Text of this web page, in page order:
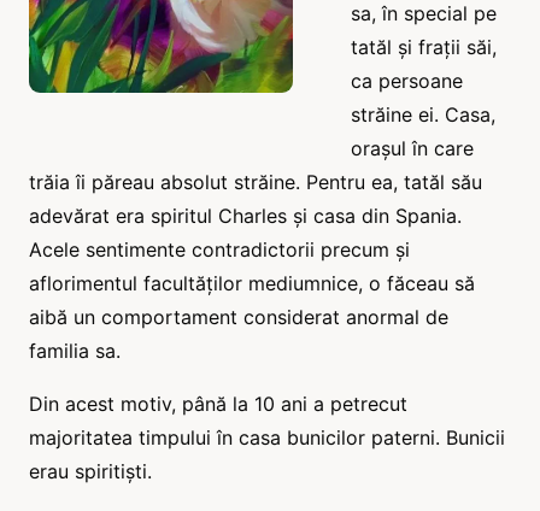
sa, în special pe
tatăl și frații săi,
ca persoane
străine ei. Casa,
orașul în care
trăia îi păreau absolut străine. Pentru ea, tatăl său
adevărat era spiritul Charles și casa din Spania.
Acele sentimente contradictorii precum și
aflorimentul facultăților mediumnice, o făceau să
aibă un comportament considerat anormal de
familia sa.
Din acest motiv, până la 10 ani a petrecut
majoritatea timpului în casa bunicilor paterni. Bunicii
erau spiritiști.